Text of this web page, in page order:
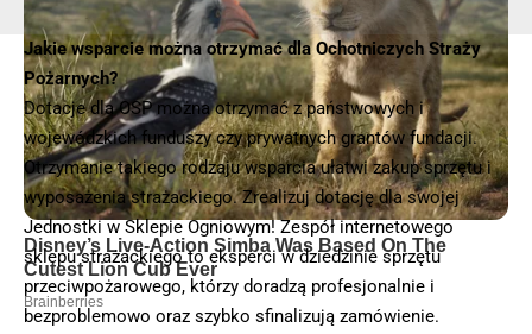
Jakie wsparcie można otrzymać dla Ochotniczych Straży
Pożarnych?
Dotacje dla OSP można otrzymać z państwowych i
wojewódzkich funduszy czy prywatnych grantów fundacji.
Otrzymanie takiego rodzaju wsparcia ułatwi zakup sprzętu i
wyposażenia strażackiego. Zrealizuj dotację dla swojej
Jednostki w Sklepie Ogniowym! Zespół internetowego
sklepu strażackiego to eksperci w dziedzinie sprzętu
przeciwpożarowego, którzy doradzą profesjonalnie i
bezproblemowo oraz szybko sfinalizują zamówienie.